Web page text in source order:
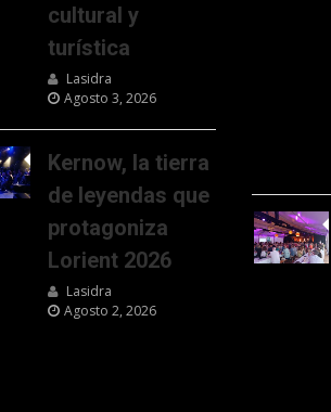
cultural y
turística
Lasidra
Agosto 3, 2026
Kernow, la tierra
de leyendas que
protagoniza
Lorient 2026
Lasidra
Agosto 2, 2026